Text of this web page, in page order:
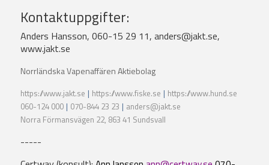
Kontaktuppgifter:
Anders Hansson, 060-15 29 11, anders@jakt.se,
www.jakt.se
Norrländska Vapenaffären Aktiebolag
https://www.jakt.se | https://www.fiske.se | https://www.hund.se
060-124 000 | 070-844 23 23 | anders@jakt.se
Norra Förmansvägen 22, 863 41 Sundsvall
-----